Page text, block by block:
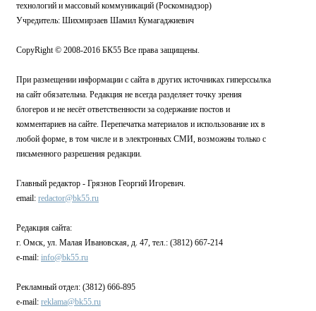
технологий и массовый коммуникаций (Роскомнадзор)
Учредитель: Шихмирзаев Шамил Кумагаджиевич
CopyRight © 2008-2016 БК55 Все права защищены.
При размещении информации с сайта в других источниках гиперссылка
на сайт обязательна. Редакция не всегда разделяет точку зрения
блогеров и не несёт ответственности за содержание постов и
комментариев на сайте. Перепечатка материалов и использование их в
любой форме, в том числе и в электронных СМИ, возможны только с
письменного разрешения редакции.
Главный редактор - Грязнов Георгий Игоревич.
email: redactor@bk55.ru
Редакция сайта:
г. Омск, ул. Малая Ивановская, д. 47, тел.: (3812) 667-214
e-mail: info@bk55.ru
Рекламный отдел: (3812) 666-895
e-mail: reklama@bk55.ru